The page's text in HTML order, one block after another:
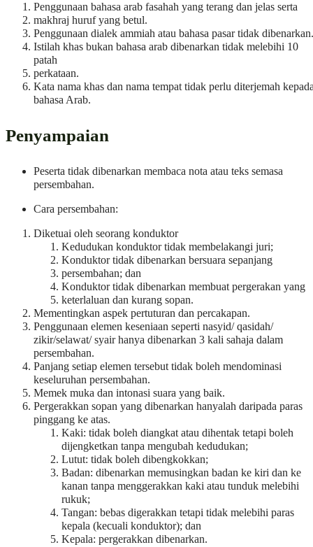
Penggunaan bahasa arab fasahah yang terang dan jelas serta
makhraj huruf yang betul.
Penggunaan dialek ammiah atau bahasa pasar tidak dibenarkan.
Istilah khas bukan bahasa arab dibenarkan tidak melebihi 10
patah
perkataan.
Kata nama khas dan nama tempat tidak perlu diterjemah
bahasa Arab.
Penyampaian
Peserta tidak dibenarkan membaca nota atau teks semasa
persembahan.
Cara persembahan:
Diketuai oleh seorang konduktor
Kedudukan konduktor tidak membelakangi juri;
Konduktor tidak dibenarkan bersuara sepanjang
persembahan; dan
Konduktor tidak dibenarkan membuat pergerakan yang
keterlaluan dan kurang sopan.
Mementingkan aspek pertuturan dan percakapan.
Penggunaan elemen keseniaan seperti nasyid/ qasidah/
zikir/selawat/ syair hanya dibenarkan 3 kali sahaja dalam
persembahan.
Panjang setiap elemen tersebut tidak boleh mendominasi
keseluruhan persembahan.
Memek muka dan intonasi suara yang baik.
Pergerakkan sopan yang dibenarkan hanyalah daripada paras
pinggang ke atas.
Kaki: tidak boleh diangkat atau dihentak tetapi boleh
dijengketkan tanpa mengubah kedudukan;
Lutut: tidak boleh dibengkokkan;
Badan: dibenarkan memusingkan badan ke kiri dan ke
kanan tanpa menggerakkan kaki atau tunduk melebihi
rukuk;
Tangan: bebas digerakkan tetapi tidak melebihi paras
kepala (kecuali konduktor); dan
Kepala: pergerakkan dibenarkan.